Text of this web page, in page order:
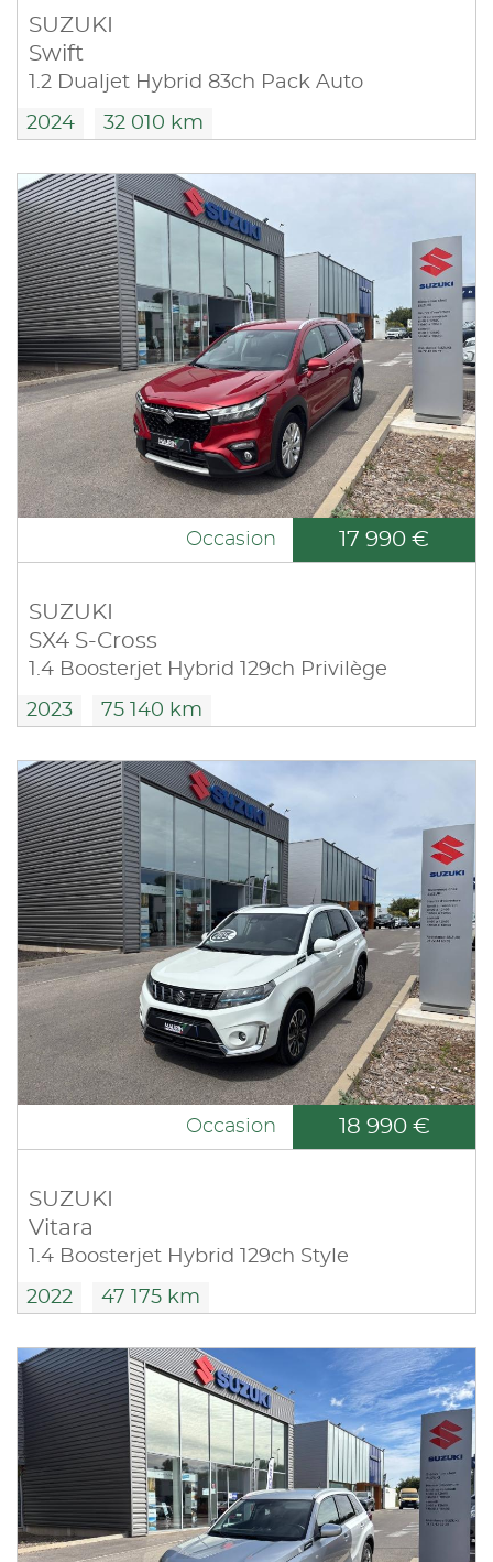
SUZUKI
Swift
1.2 Dualjet Hybrid 83ch Pack Auto
2024 32 010 km
Occasion 17 990 €
SUZUKI
SX4 S-Cross
1.4 Boosterjet Hybrid 129ch Privilège
2023 75 140 km
Occasion 18 990 €
SUZUKI
Vitara
1.4 Boosterjet Hybrid 129ch Style
2022 47 175 km